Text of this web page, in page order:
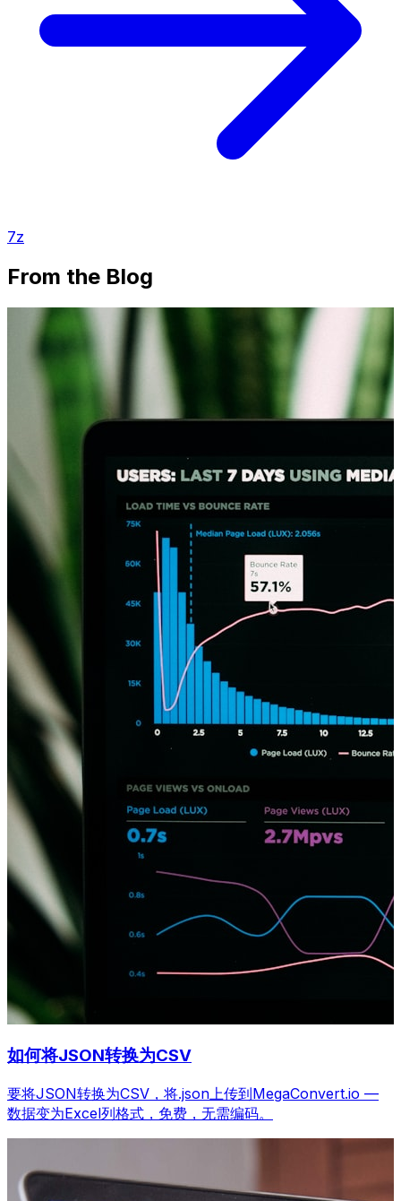
7z
From the Blog
如何将JSON转换为CSV
要将JSON转换为CSV，将.json上传到MegaConvert.io —
数据变为Excel列格式，免费，无需编码。